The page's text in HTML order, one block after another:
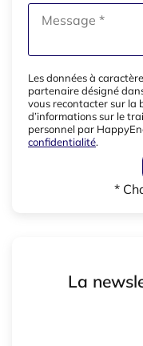
Les données à
partenaire désigné
vous recontacter sur la
d’informations sur le
personnel par
confidentialité.
*
La